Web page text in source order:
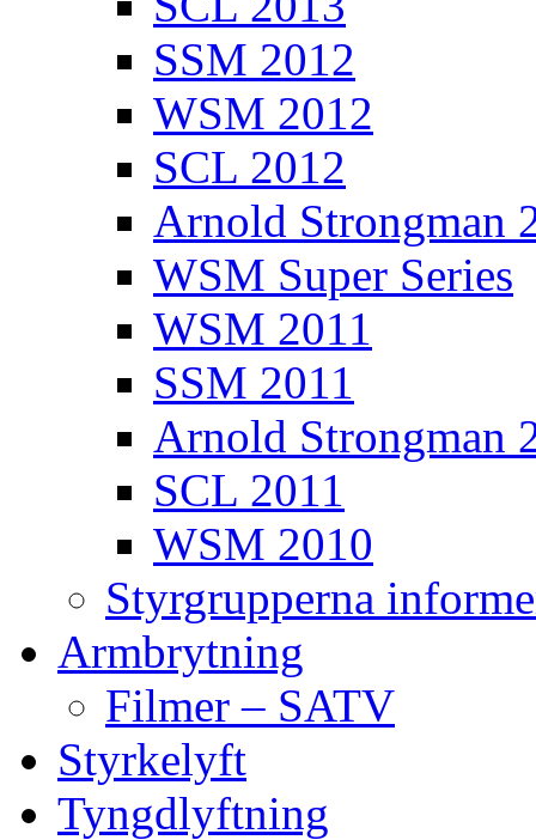
SSM 2012
WSM 2012
SCL 2012
Arnold Strongman
WSM Super Series
WSM 2011
SSM 2011
Arnold Strongman
SCL 2011
WSM 2010
Styrgrupperna
Armbrytning
Filmer – SATV
Styrkelyft
Tyngdlyftning